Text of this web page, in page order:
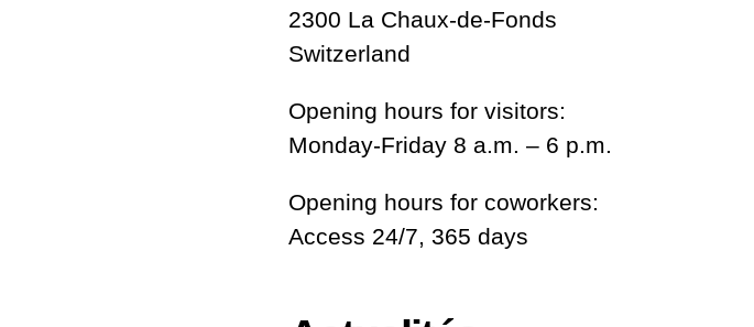
2300 La Chaux-de-Fonds
Switzerland
Opening hours for visitors:
Monday-Friday 8 a.m. – 6 p.m.
Opening hours for coworkers:
Access 24/7, 365 days